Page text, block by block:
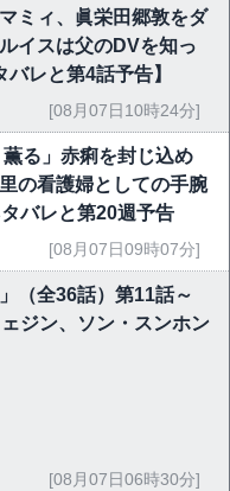
ミィ、眞栄田郷敦をダ
イスは父のDVを知っ
レと第4話予告】
[08月07日10時24分]
る」赤痢を封じ込め
の看護婦としての手腕
バレと第20週予告
[08月07日09時07分]
（全36話）第11話～
ジン、ソン・スンホン
[08月07日06時30分]